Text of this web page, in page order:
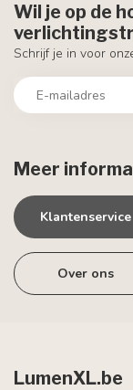
Meer
Klantenservice
Over ons
Wil je op de
Schrijf je in voor
LumenXL.be